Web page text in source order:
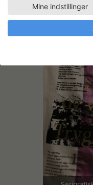
Mine indstillinger